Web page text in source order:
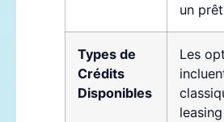
un
Types de
Crédits
Disponibles
Les